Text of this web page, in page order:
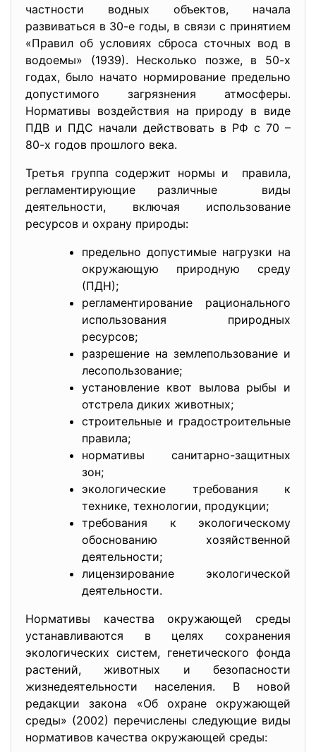
частности водных объектов, начала
развиваться в 30-е годы, в связи с принятием
«Правил об условиях сброса сточных вод в
водоемы» (1939). Несколько позже, в 50-х
годах, было начато нормирование предельно
допустимого загрязнения атмосферы.
Нормативы воздействия на природу в виде
ПДВ и ПДС начали действовать в РФ с 70 –
80-х годов прошлого века.
Третья группа содержит нормы и правила,
регламентирующие различные виды
деятельности, включая использование
ресурсов и охрану природы:
предельно допустимые нагрузки на
окружающую природную среду
(ПДН);
регламентирование рационального
использования природных
ресурсов;
разрешение на землепользование и
лесопользование;
установление квот вылова рыбы и
отстрела диких животных;
строительные и градостроительные
правила;
нормативы санитарно-защитных
зон;
экологические требования к
технике, технологии, продукции;
требования к экологическому
обоснованию хозяйственной
деятельности;
лицензирование экологической
деятельности.
Нормативы качества окружающей среды
устанавливаются в целях сохранения
экологических систем, генетического фонда
растений, животных и безопасности
жизнедеятельности населения. В новой
редакции закона «Об охране окружающей
среды» (2002) перечислены следующие виды
нормативов качества окружающей среды: